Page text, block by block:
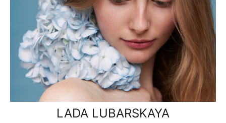
LADA LUBARSKAYA